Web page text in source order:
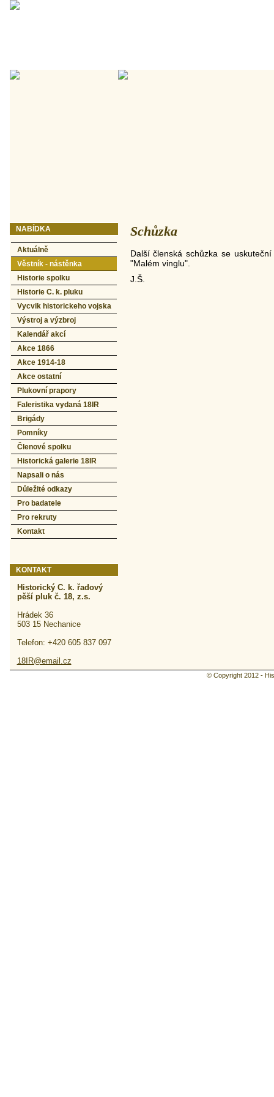
NABÍDKA
Aktuálně
Věstník - nástěnka
Historie spolku
Historie C. k. pluku
Vycvik historickeho vojska
Výstroj a výzbroj
Kalendář akcí
Akce 1866
Akce 1914-18
Akce ostatní
Plukovní prapory
Faleristika vydaná 18IR
Brigády
Pomníky
Členové spolku
Historická galerie 18IR
Napsali o nás
Důležité odkazy
Pro badatele
Pro rekruty
Kontakt
KONTAKT
Historický C. k. řadový
pěší pluk č. 18, z.s.
Hrádek 36
503 15 Nechanice
Telefon: +420 605 837 097
18IR@email.cz
Schůzka
Další členská schůzka se
"Malém vinglu".
J.Š.
© Copyright 2012 -